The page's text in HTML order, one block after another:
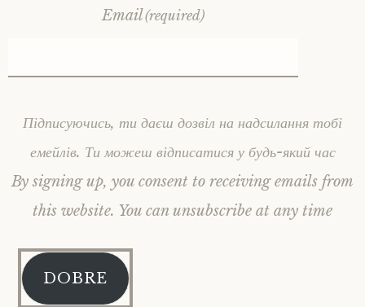
Email(required)
Підписуючись, ти даєш дозвіл на надсилання тобі
емейлів. Ти можеш відписатися у будь-який час
By signing up, you consent to receiving emails from
this website. You can unsubscribe at any time
DOBRE